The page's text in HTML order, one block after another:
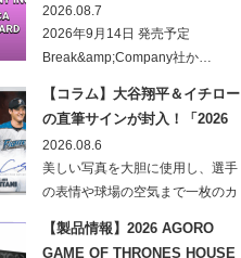
TELECA COLLECTION CARD
2026.08.7
2026年9月14日 発売予定
Break&amp;Company社か…
【コラム】大谷翔平＆イチロー
の直筆サインが封入！「2026
Topps NPB Stadium Club」が
見逃せない
2026.08.6
美しい写真を大胆に使用し、選手
の表情や球場の空気まで一枚のカ
【製品情報】2026 AGORO
GAME OF THRONES HOUSE